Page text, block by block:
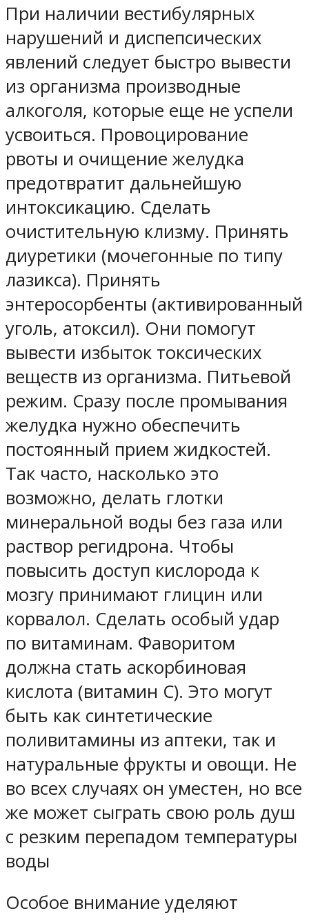
При наличии вестибулярных
нарушений и диспепсических
явлений следует быстро вывести
из организма производные
алкоголя, которые еще не успели
усвоиться. Провоцирование
рвоты и очищение желудка
предотвратит дальнейшую
интоксикацию. Сделать
очистительную клизму. Принять
диуретики (мочегонные по типу
лазикса). Принять
энтеросорбенты (активированный
уголь, атоксил). Они помогут
вывести избыток токсических
веществ из организма. Питьевой
режим. Сразу после промывания
желудка нужно обеспечить
постоянный прием жидкостей.
Так часто, насколько это
возможно, делать глотки
минеральной воды без газа или
раствор регидрона. Чтобы
повысить доступ кислорода к
мозгу принимают глицин или
корвалол. Сделать особый удар
по витаминам. Фаворитом
должна стать аскорбиновая
кислота (витамин С). Это могут
быть как синтетические
поливитамины из аптеки, так и
натуральные фрукты и овощи. Не
во всех случаях он уместен, но все
же может сыграть свою роль душ
с резким перепадом температуры
воды
Особое внимание уделяют